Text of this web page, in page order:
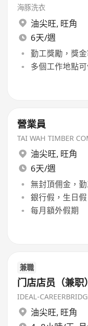
海豚洗衣
油尖旺, 旺角
6天/週
勤工獎勵，獎
多個工作地點
營業員
TAI WAH TIMBER
油尖旺, 旺角
6天/週
無封頂佣金，
銀行假，生日
每月額外假期
兼職
门店店员（兼职）
油尖旺, 旺角